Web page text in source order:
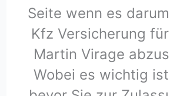
Seite wenn es
Kfz Versicherung
Martin Virage
Wobei es wichtig